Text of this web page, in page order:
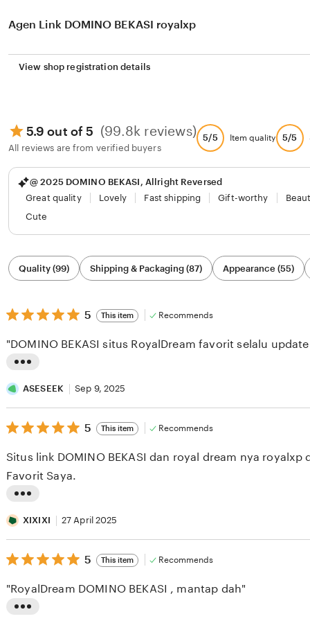
Agen Link DOMINO BEKASI royalxp
View shop registration details
5.9 out of 5 (99.8k reviews)
All reviews are from verified buyers
5/5 Item quality 5/5
@ 2025 DOMINO BEKASI, Allright Reversed
Great quality
Lovely Fast shipping Gift-worthy
Cute
Filter
by
category
Quality (99) Shipping & Packaging (87) Appearance (55)
5
out
5
stars
5 This item Recommends
i
s
t
n
g
e
v
i
w
"DOMINO BEKASI situs RoyalDream favorit selalu
ASESEEK Sep 9, 2025
5
out
5
stars
5 This item Recommends
i
s
t
n
Situs link DOMINO BEKASI dan royal dream nya royalxp
Favorit Saya.
XIXIXI 27 April 2025
5
out
5
stars
5 This item Recommends
"RoyalDream DOMINO BEKASI , mantap dah"